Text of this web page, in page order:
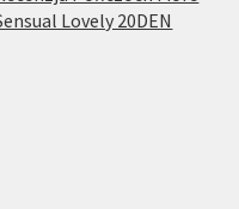
Lovely 20DEN